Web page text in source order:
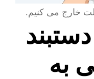
خارج می کنیم.
به